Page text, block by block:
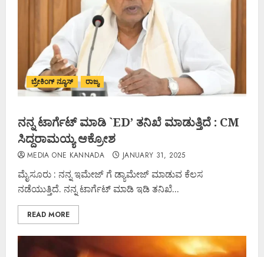
ಬ್ರೇಕಿಂಗ್ ನ್ಯೂಸ್ ರಾಜ್ಯ
ನನ್ನ ಟಾರ್ಗೆಟ್ ಮಾಡಿ `ED’ ತನಿಖೆ ಮಾಡುತ್ತಿದೆ : CM
ಸಿದ್ದರಾಮಯ್ಯ ಆಕ್ರೋಶ
MEDIA ONE KANNADA JANUARY 31, 2025
ಮೈಸೂರು : ನನ್ನ ಇಮೇಜ್ ಗೆ ಡ್ಯಾಮೇಜ್ ಮಾಡುವ ಕೆಲಸ
ನಡೆಯುತ್ತಿದೆ. ನನ್ನ ಟಾರ್ಗೆಟ್ ಮಾಡಿ ಇಡಿ ತನಿಖೆ...
READ MORE